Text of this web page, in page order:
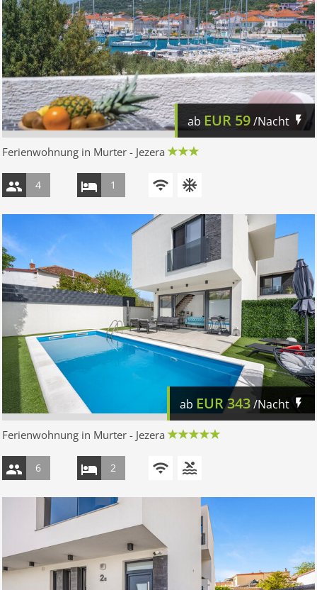
ab EUR 59/Nacht
Ferienwohnung in Murter - Jezera
4 1
ab EUR343/Nacht
Ferienwohnung in Murter - Jezera
6 2